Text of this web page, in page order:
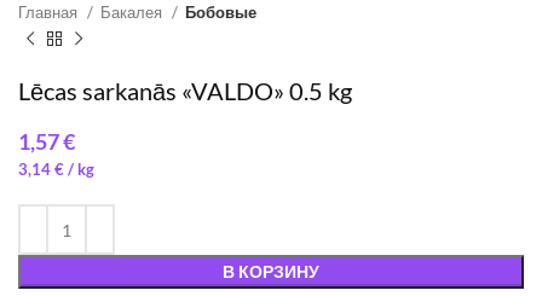
Главная Бакалея Бобовые
Lēcas sarkanās «VALDO» 0.5 kg
€
3,14€/
В КОРЗИНУ